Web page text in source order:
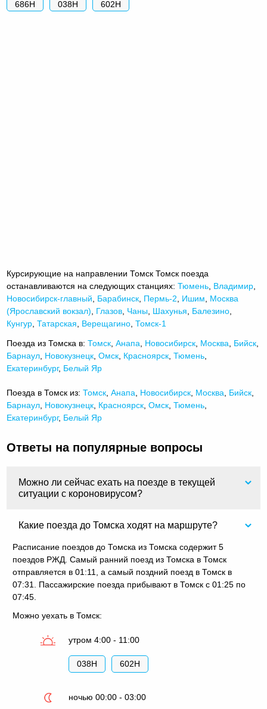
686Н 038Н 602Н
Курсирующие на направлении Томск Томск поезда
останавливаются на следующих станциях:Тюмень Владимир
Новосибирск-главный
Барабинск Пермь-2 Ишим
Москва
(Ярославский вокзал)
Глазов Чаны Шахунья Балезино
Кунгур ,Татарская Верещагино ,Томск-1
Поезда из Томска в:Томск ,Анапа Новосибирск Москва Бийск
Барнаул Новокузнецк ,Омск Красноярск ,Тюмень
Екатеринбург, Белый Яр
Поезда в Томск из:Томск ,Анапа Новосибирск Москва Бийск
Барнаул Новокузнецк Красноярск ,Омск ,Тюмень
Екатеринбург, Белый Яр
Ответы на популярные вопросы
Можно ли сейчас ехать на поезде в текущей
ситуации с короновирусом?
Какие поезда до Томска ходят на маршруте?
Расписание поездов до Томска из Томска содержит 5
поездов РЖД. Самый ранний поезд из Томска в Томск
отправляется в 01:11, а самый поздний поезд в Томск в
07:31. Пассажирские поезда прибывают в Томск с 01:25 по
07:45.
Можно уехать в Томск:
утром 4:00 - 11:00
038Н 602Н
ночью 00:00 - 03:00